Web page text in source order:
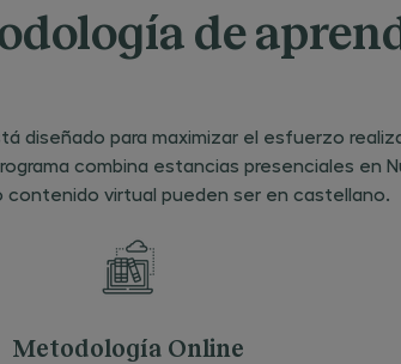
de
diseñado para maximizar el esfuerzo
combina estancias presenciales en
contenido virtual pueden ser en castellano.
Metodología Online